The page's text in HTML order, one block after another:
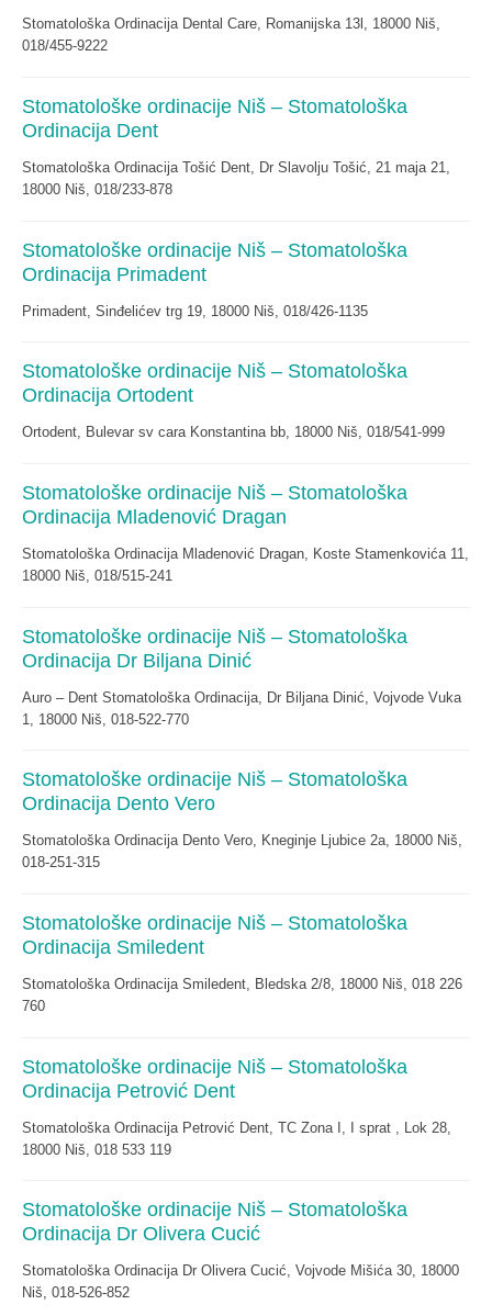
Stomatološka Ordinacija Dental Care, Romanijska 13l, 18000 Niš,
018/455-9222
Stomatološke ordinacije Niš – Stomatološka
Ordinacija Dent
Stomatološka Ordinacija Tošić Dent, Dr Slavolju Tošić, 21 maja 21,
18000 Niš, 018/233-878
Stomatološke ordinacije Niš – Stomatološka
Ordinacija Primadent
Primadent, Sinđelićev trg 19, 18000 Niš, 018/426-1135
Stomatološke ordinacije Niš – Stomatološka
Ordinacija Ortodent
Ortodent, Bulevar sv cara Konstantina bb, 18000 Niš, 018/541-999
Stomatološke ordinacije Niš – Stomatološka
Ordinacija Mladenović Dragan
Stomatološka Ordinacija Mladenović Dragan, Koste Stamenkovića 11,
18000 Niš, 018/515-241
Stomatološke ordinacije Niš – Stomatološka
Ordinacija Dr Biljana Dinić
Auro – Dent Stomatološka Ordinacija, Dr Biljana Dinić, Vojvode Vuka
1, 18000 Niš, 018-522-770
Stomatološke ordinacije Niš – Stomatološka
Ordinacija Dento Vero
Stomatološka Ordinacija Dento Vero, Kneginje Ljubice 2a, 18000 Niš,
018-251-315
Stomatološke ordinacije Niš – Stomatološka
Ordinacija Smiledent
Stomatološka Ordinacija Smiledent, Bledska 2/8, 18000 Niš, 018 226
760
Stomatološke ordinacije Niš – Stomatološka
Ordinacija Petrović Dent
Stomatološka Ordinacija Petrović Dent, TC Zona I, I sprat , Lok 28,
18000 Niš, 018 533 119
Stomatološke ordinacije Niš – Stomatološka
Ordinacija Dr Olivera Cucić
Stomatološka Ordinacija Dr Olivera Cucić, Vojvode Mišića 30, 18000
Niš, 018-526-852